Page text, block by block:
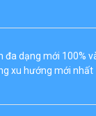
đa dạng mới 100%
xu hướng mới nhất